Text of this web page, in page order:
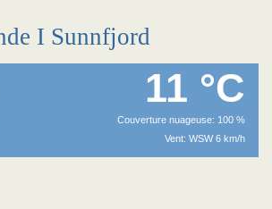
I Sunnfjord
11 °C
Couverture nuageuse: 100 %
Vent: WSW 6 km/h